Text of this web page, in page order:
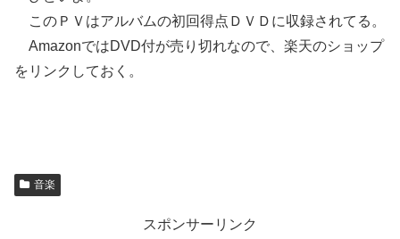
このＰＶはアルバムの初回得点ＤＶＤに収録されてる。
AmazonではDVD付が売り切れなので、楽天のショップ
をリンクしておく。
音楽
スポンサーリンク